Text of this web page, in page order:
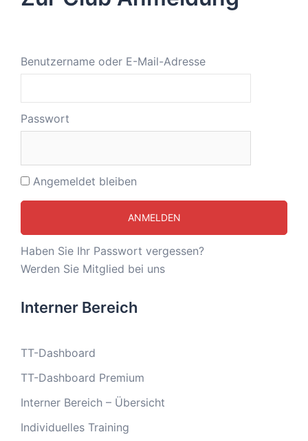
Benutzername oder E-Mail-Adresse
Passwort
Angemeldet bleiben
Haben Sie Ihr Passwort vergessen?
Werden Sie Mitglied bei uns
Interner Bereich
TT-Dashboard
TT-Dashboard Premium
Interner Bereich – Übersicht
Individuelles Training